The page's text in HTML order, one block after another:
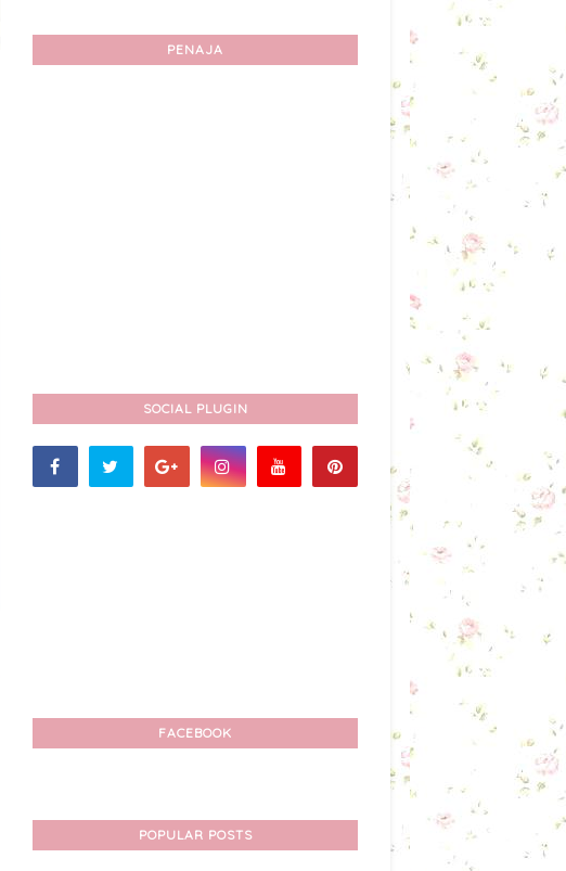
PENAJA
SOCIAL PLUGIN
FACEBOOK
POPULAR POSTS